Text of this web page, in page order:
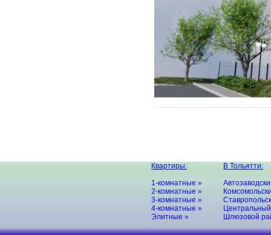
Квартиры:
1-комнатные »
2-комнатные »
3-комнатные »
4-комнатные »
Элитные »
В Тольятти:
Шлюзовой